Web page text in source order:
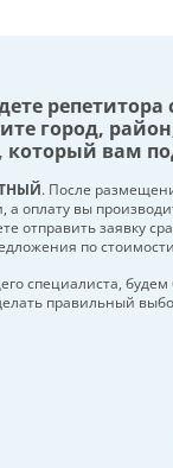
город,
который вам
. После
а оплату вы
отправить заявку
по
специалиста,
правильный